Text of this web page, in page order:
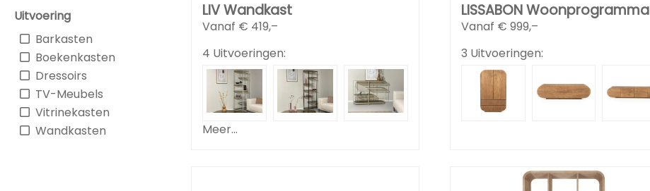
Uitvoering
Barkasten
Boekenkasten
Dressoirs
TV-Meubels
Vitrinekasten
Wandkasten
LIV Wandkast
Vanaf € 419,–
4 Uitvoeringen:
Meer...
LISSABON Woonprogramma
Vanaf € 999,–
3 Uitvoeringen: